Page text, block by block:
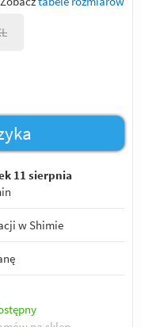
11 sierpnia
w Shimie